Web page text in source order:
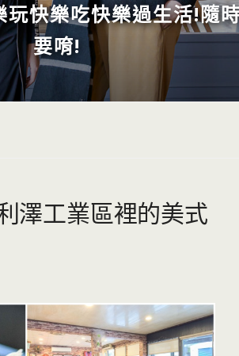
快樂吃快樂過生活!隨
要唷!
澤工業區裡的美式